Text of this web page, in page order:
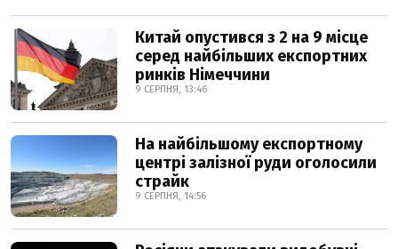
Китай опустився з 2 на 9 місце
серед найбільших експортних
ринків Німеччини
9 СЕРПНЯ, 13:46
На найбільшому експортному
центрі залізної руди оголосили
страйк
9 СЕРПНЯ, 14:56